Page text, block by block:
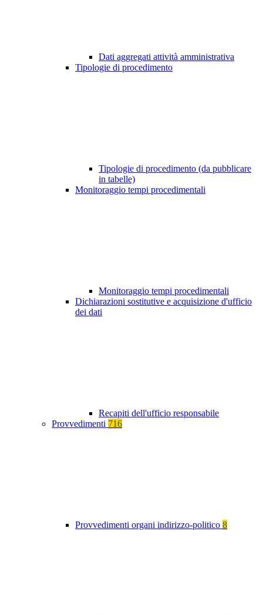
Dati aggregati attività amministrativa
Tipologie di procedimento
Tipologie di procedimento (da pubblicare
in tabelle)
Monitoraggio tempi procedimentali
Monitoraggio tempi procedimentali
Dichiarazioni sostitutive e acquisizione d'ufficio
dei dati
Recapiti dell'ufficio responsabile
Provvedimenti 716
Provvedimenti organi indirizzo-politico 8